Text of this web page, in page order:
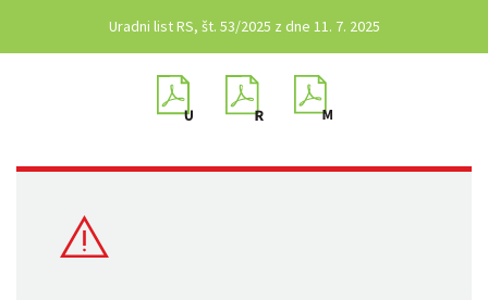
Uradni list RS, št. 53/2025 z dne 11. 7. 2025